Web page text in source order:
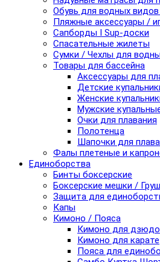
Обувь для водных
Пляжные аксессуары /
Сапборды I Sup-доски
Спасательные жилеты
Сумки / Чехлы для
Товары для бассейна
Аксессуары для
Детские
Женские
Мужские
Очки для плавания
Полотенца
Шапочки для
Фалы плетеные и
Единоборства
Бинты боксерские
Боксерские мешки /
Защита для
Капы
Кимоно / Пояса
Кимоно для дзюдо
Кимоно для карате
Пояса для